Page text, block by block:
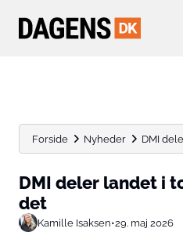
Forside Nyheder DMI
DMI deler landet i
det
Kamille Isaksen•29. maj 2026